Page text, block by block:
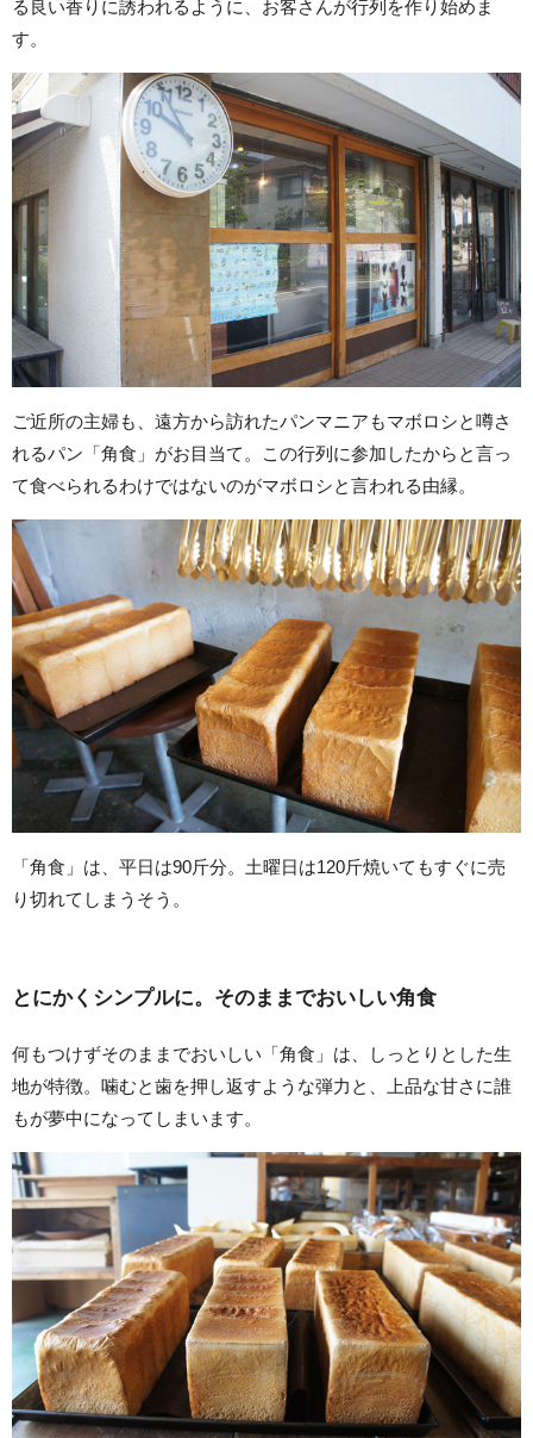
る良い香りに誘われるように、お客さんが行列を作り始めま
す。
ご近所の主婦も、遠方から訪れたパンマニアもマボロシと噂さ
れるパン「角食」がお目当て。この行列に参加したからと言っ
て食べられるわけではないのがマボロシと言われる由縁。
「角食」は、平日は90斤分。土曜日は120斤焼いてもすぐに売
り切れてしまうそう。
とにかくシンプルに。そのままでおいしい角食
何もつけずそのままでおいしい「角食」は、しっとりとした生
地が特徴。噛むと歯を押し返すような弾力と、上品な甘さに誰
もが夢中になってしまいます。